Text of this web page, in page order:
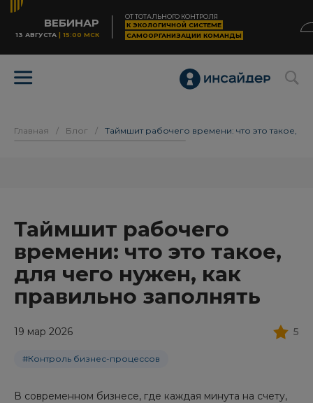
ВЕБИНАР
13 АВГУСТА | 15:00 МСК
ОТ ТОТАЛЬНОГО КОНТРОЛЯ
К ЭКОЛОГИЧНОЙ СИСТЕМЕ
САМООРГАНИЗАЦИИ КОМАНДЫ
Главная / Блог / Таймшит рабочего времени: что это такое,
Таймшит рабочего
времени: что это такое,
для чего нужен, как
правильно заполнять
19 мар 2026 5
#Контроль бизнес-процессов
В современном бизнесе, где каждая минута на счету,